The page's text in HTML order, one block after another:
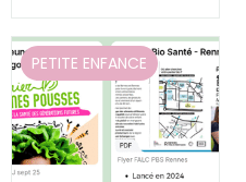
PETITE ENFANCE